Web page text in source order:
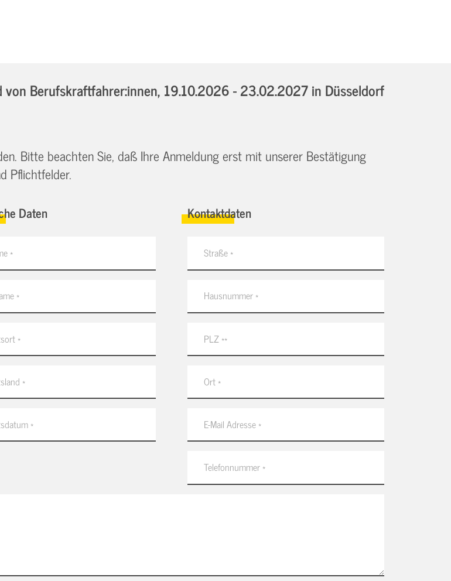
Berufskraftfahrer:innen, 19.10.2026 - 23.02.2027in Düsseldorf
Bitte beachten Sie, daß Ihre Anmeldung erst mit unserer Bestätigung
Pflichtfelder.
Daten Kontaktdaten